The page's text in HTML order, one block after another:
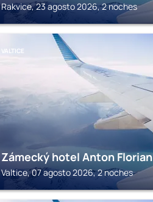
Rakvice, 23 agosto 2026, 2 noches
VALTICE
Zámecký hotel Anton Florian
Valtice, 07 agosto 2026, 2 noches